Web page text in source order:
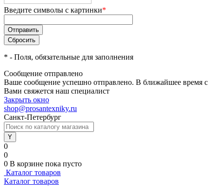
Введите символы с картинки*
* - Поля, обязательные для заполнения
Сообщение отправлено
Ваше сообщение успешно отправлено. В ближайшее время с
Вами свяжется наш специалист
Закрыть окно
shop@prosantexniky.ru
Санкт-Петербург
0
0
0 В корзине пока пусто
Каталог товаров
Каталог товаров